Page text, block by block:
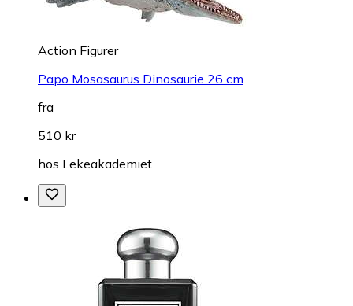
Action Figurer
Papo Mosasaurus Dinosaurie 26 cm
fra
510 kr
hos Lekeakademiet